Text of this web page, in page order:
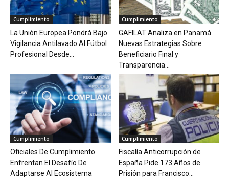
Cumplimiento
La Unión Europea Pondrá Bajo
Vigilancia Antilavado Al Fútbol
Profesional Desde...
Cumplimiento
GAFILAT Analiza en Panamá
Nuevas Estrategias Sobre
Beneficiario Final y
Transparencia...
Cumplimiento
Oficiales De Cumplimiento
Enfrentan El Desafío De
Adaptarse Al Ecosistema
Cumplimiento
Fiscalía Anticorrupción de
España Pide 173 Años de
Prisión para Francisco...